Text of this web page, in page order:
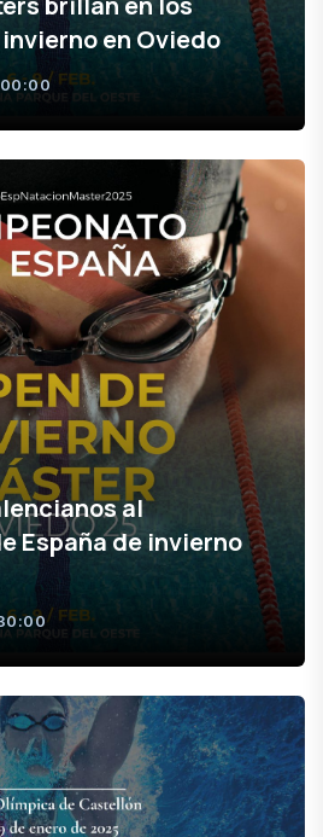
en Oviedo
al
España de invierno